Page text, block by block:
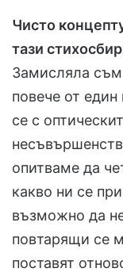
Чисто
тази
Замисляла съм
повече от
се с
опитваме да
какво ни се
възможно да
повтарящи се
поставят